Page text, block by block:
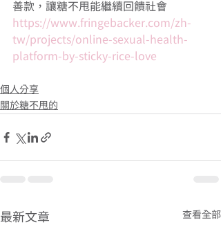
善款，讓糖不甩能繼續回饋社會
https://www.fringebacker.com/zh-
tw/projects/online-sexual-health-
platform-by-sticky-rice-love
個人分享
關於糖不甩的
最新文章 查看全部